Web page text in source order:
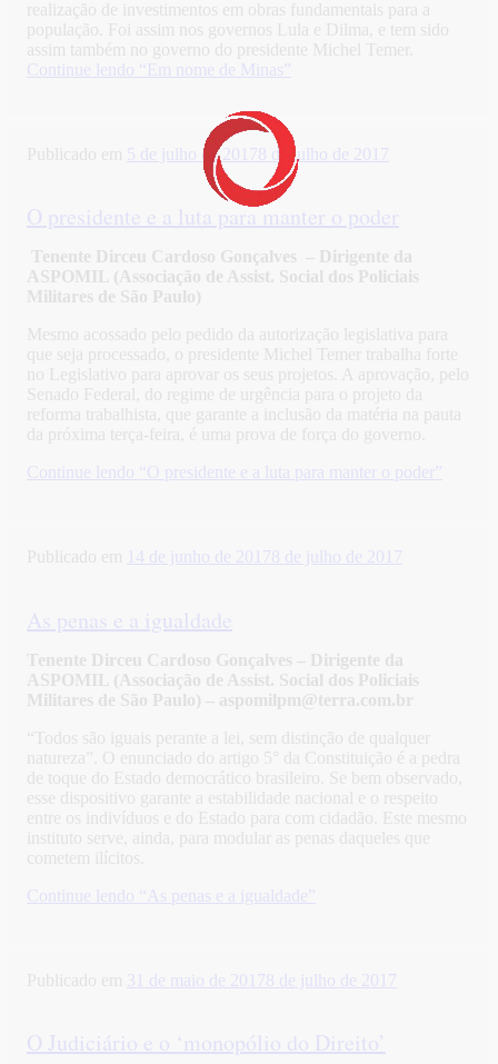
realização de investimentos em obras fundamentais para a
população. Foi assim nos governos Lula e Dilma, e tem sido
assim também no governo do presidente Michel Temer.
Continue lendo “Em nome de Minas”
Publicado em 5 de julho de 20178 de julho de 2017
O presidente e a luta para manter o poder
Tenente Dirceu Cardoso Gonçalves – Dirigente da
ASPOMIL (Associação de Assist. Social dos Policiais
Militares de São Paulo)
Mesmo acossado pelo pedido da autorização legislativa para
que seja processado, o presidente Michel Temer trabalha forte
no Legislativo para aprovar os seus projetos. A aprovação, pelo
Senado Federal, do regime de urgência para o projeto da
reforma trabalhista, que garante a inclusão da matéria na pauta
da próxima terça-feira, é uma prova de força do governo.
Continue lendo “O presidente e a luta para manter o poder”
Publicado em 14 de junho de 20178 de julho de 2017
As penas e a igualdade
Tenente Dirceu Cardoso Gonçalves – Dirigente da
ASPOMIL (Associação de Assist. Social dos Policiais
Militares de São Paulo) – aspomilpm@terra.com.br
“Todos são iguais perante a lei, sem distinção de qualquer
natureza”. O enunciado do artigo 5° da Constituição é a pedra
de toque do Estado democrático brasileiro. Se bem observado,
esse dispositivo garante a estabilidade nacional e o respeito
entre os indivíduos e do Estado para com cidadão. Este mesmo
instituto serve, ainda, para modular as penas daqueles que
cometem ilícitos.
Continue lendo “As penas e a igualdade”
Publicado em 31 de maio de 20178 de julho de 2017
O Judiciário e o ‘monopólio do Direito’